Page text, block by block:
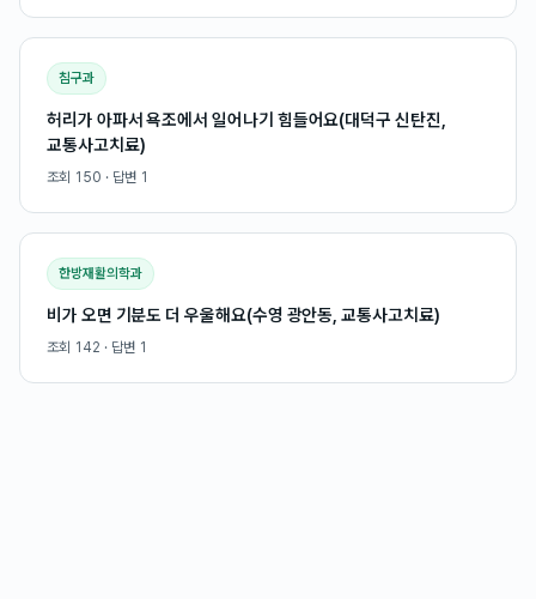
침구과
허리가 아파서 욕조에서 일어나기 힘들어요(대덕구 신탄진,
교통사고치료)
조회 150 · 답변 1
한방재활의학과
비가 오면 기분도 더 우울해요(수영 광안동, 교통사고치료)
조회 142 · 답변 1